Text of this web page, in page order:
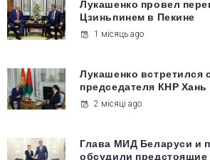
Лукашенко провел
Цзиньпинем в Пекине
1 місяць ago
Лукашенко встретился
председателя КНР
2 місяці ago
Глава МИД Беларуси и
обсудили предстоящие